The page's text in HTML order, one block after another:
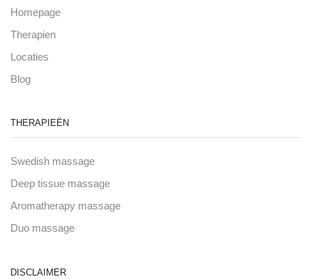
Homepage
Therapien
Locaties
Blog
THERAPIEËN
Swedish massage
Deep tissue massage
Aromatherapy massage
Duo massage
DISCLAIMER